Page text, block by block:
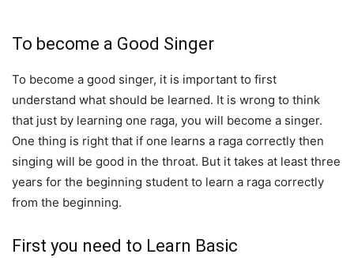
To become a Good Singer
To become a good singer, it is important to first
understand what should be learned. It is wrong to think
that just by learning one raga, you will become a singer.
One thing is right that if one learns a raga correctly then
singing will be good in the throat. But it takes at least three
years for the beginning student to learn a raga correctly
from the beginning.
First you need to Learn Basic